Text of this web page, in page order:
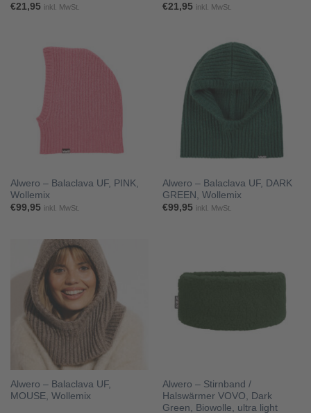
€21,95 inkl. MwSt. €21,95 inkl. MwSt.
Alwero – Balaclava UF, PINK,
Wollemix
€99,95 inkl. MwSt.
Alwero – Balaclava UF, DARK
GREEN, Wollemix
€99,95 inkl. MwSt.
Alwero – Balaclava UF,
MOUSE, Wollemix
Alwero – Stirnband /
Halswärmer VOVO, Dark
Green, Biowolle, ultra light